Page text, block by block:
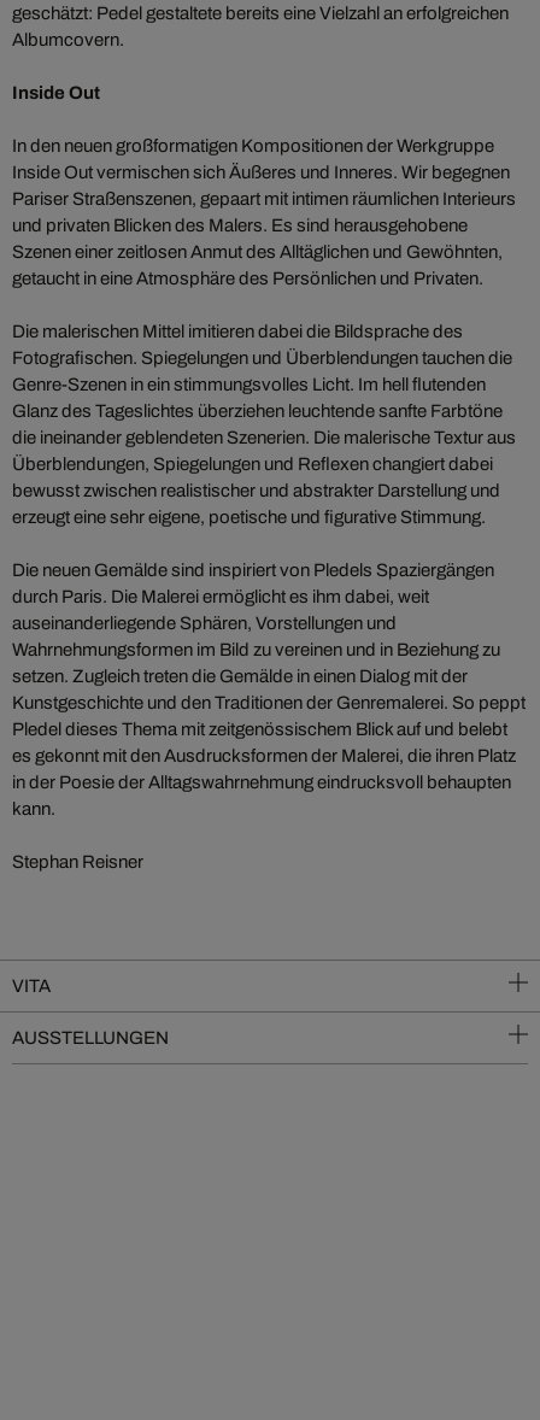
geschätzt: Pedel gestaltete bereits eine Vielzahl an erfolgreichen
Albumcovern.
Inside Out
In den neuen großformatigen Kompositionen der Werkgruppe
Inside Out vermischen sich Äußeres und Inneres. Wir begegnen
Pariser Straßenszenen, gepaart mit intimen räumlichen Interieurs
und privaten Blicken des Malers. Es sind herausgehobene
Szenen einer zeitlosen Anmut des Alltäglichen und Gewöhnten,
getaucht in eine Atmosphäre des Persönlichen und Privaten.
Die malerischen Mittel imitieren dabei die Bildsprache des
Fotografischen. Spiegelungen und Überblendungen tauchen die
Genre-Szenen in ein stimmungsvolles Licht. Im hell flutenden
Glanz des Tageslichtes überziehen leuchtende sanfte Farbtöne
die ineinander geblendeten Szenerien. Die malerische Textur aus
Überblendungen, Spiegelungen und Reflexen changiert dabei
bewusst zwischen realistischer und abstrakter Darstellung und
erzeugt eine sehr eigene, poetische und figurative Stimmung.
Die neuen Gemälde sind inspiriert von Pledels Spaziergängen
durch Paris. Die Malerei ermöglicht es ihm dabei, weit
auseinanderliegende Sphären, Vorstellungen und
Wahrnehmungsformen im Bild zu vereinen und in Beziehung zu
setzen. Zugleich treten die Gemälde in einen Dialog mit der
Kunstgeschichte und den Traditionen der Genremalerei. So peppt
Pledel dieses Thema mit zeitgenössischem Blick auf und belebt
es gekonnt mit den Ausdrucksformen der Malerei, die ihren Platz
in der Poesie der Alltagswahrnehmung eindrucksvoll behaupten
kann.
Stephan Reisner
VITA
AUSSTELLUNGEN